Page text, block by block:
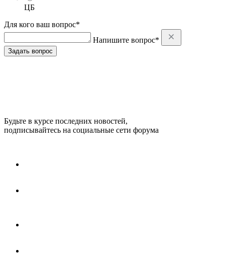
ЦБ
Для кого ваш вопрос*
Напишите вопрос*
Задать вопрос
Будьте в курсе последних новостей,
подписывайтесь на социальные сети форума